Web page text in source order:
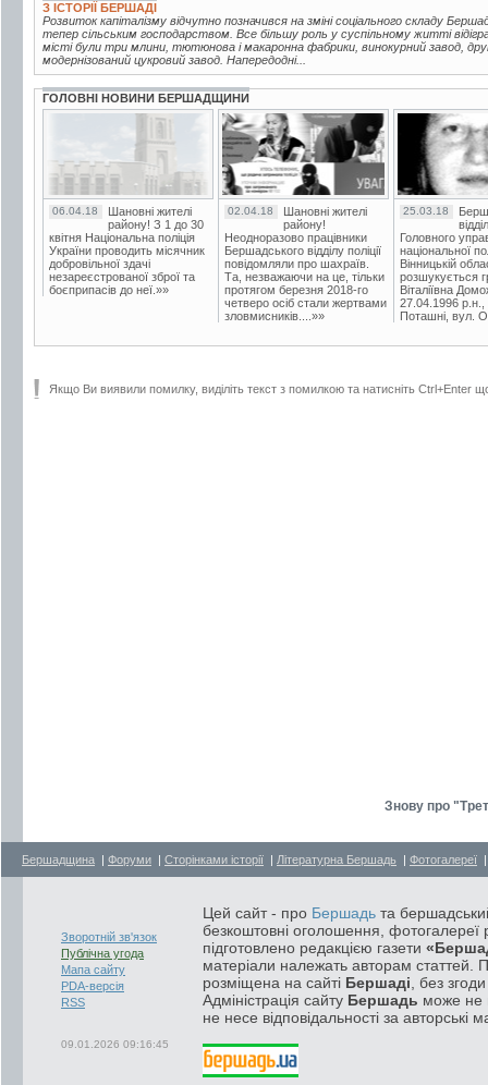
З ІСТОРІЇ БЕРШАДІ
Розвиток капіталізму відчутно позначився на зміні соціального складу
тепер сільським господарством. Все більшу роль у суспільному житті
місті були три млини, тютюнова і макаронна фабрики, винокурний завод,
модернізований цукровий завод. Напередодні...
ГОЛОВНІ НОВИНИ БЕРШАДЩИНИ
06.04.18
Шановні жителі
району! З 1 до 30
квітня Національна поліція
України проводить місячник
добровільної здачі
незареєстрованої зброї та
боєприпасів до неї.»»
02.04.18
Шановні жителі
району!
Неодноразово працівники
Бершадського відділу поліції
повідомляли про шахраїв.
Та, незважаючи на це, тільки
протягом березня 2018-го
четверо осіб стали жертвами
зловмисників....»»
25.03.18
Головного
національної
Вінницькій
розшукується
Віталіївна
27.04.1996 р.н.,
Поташні, вул.
Якщо Ви виявили помилку, виділіть текст з помилкою та натисніть Ctrl+Enter
Знову про
Бершадщина | Форуми | Сторінками історії | Літературна Бершадь | Фотогалереї
Зворотній зв'язок
Публічна угода
Мапа сайту
PDA-версія
RSS
09.01.2026 09:16:45
Цей сайт - про Бершадь та
безкоштовні оголошення, фотогалереї
підготовлено редакцією газети
матеріали належать авторам статтей.
розміщена на сайті Бершаді , без
Адміністрація сайту Бершадь може не
не несе відповідальності за авторські